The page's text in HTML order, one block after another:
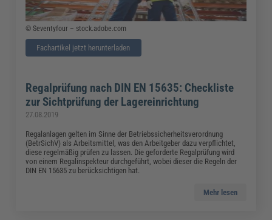
© Seventyfour – stock.adobe.com
Fachartikel jetzt herunterladen
Regalprüfung nach DIN EN 15635: Checkliste
zur Sichtprüfung der Lagereinrichtung
27.08.2019
Regalanlagen gelten im Sinne der Betriebssicherheitsverordnung
(BetrSichV) als Arbeitsmittel, was den Arbeitgeber dazu verpflichtet,
diese regelmäßig prüfen zu lassen. Die geforderte Regalprüfung wird
von einem Regalinspekteur durchgeführt, wobei dieser die Regeln der
DIN EN 15635 zu berücksichtigen hat.
Mehr lesen